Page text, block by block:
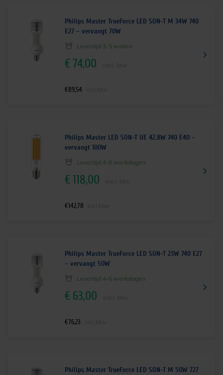
Philips Master TrueForce LED SON-T M 34W 740
E27 – vervangt 70W
Levertijd 3-5 weken
€74,00
€89,54
Philips Master LED SON-T UE 42.8W 740 E40 –
vervangt 100W
Levertijd 4-6 werkdagen
€118,00
€142,78
Philips Master TrueForce LED SON-T 23W 740 E27
– vervangt 50W
Levertijd 4-6 werkdagen
€ 63,00
€76,23
Philips Master TrueForce LED SON-T M 50W 727